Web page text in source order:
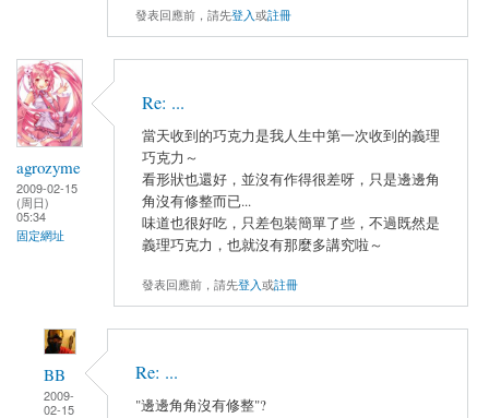
發表回應前，請先登入或註冊
agrozyme
2009-02-15
(周日)
05:34
固定網址
Re: ...
當天收到的巧克力是我人生中第一次收到的義理
巧克力～
看形狀也還好，並沒有作得很差呀，只是邊邊角
角沒有修整而已...
味道也很好吃，只差包裝簡單了些，不過既然是
義理巧克力，也就沒有那麼多講究啦～
發表回應前，請先登入或註冊
BB
2009-
02-15
Re: ...
"邊邊角角沒有修整"?